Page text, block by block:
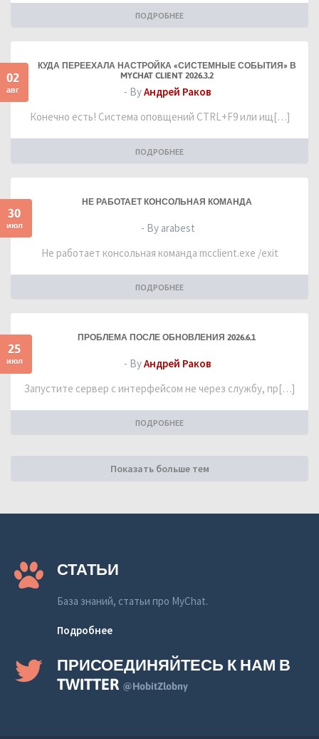
ПОДРОБНЕЕ
02
авг
КУДА ПЕРЕЕХАЛА НАСТРОЙКА «СИСТЕМНЫЕ СОБЫТИЯ» В
MYCHAT CLIENT 2026.3.2
- ByАндрей Раков
Конечно есть! Система оповщений CTRL+F9 или ищ[…]
ПОДРОБНЕЕ
30
июл
НЕ РАБОТАЕТ КОНСОЛЬНАЯ КОМАНДА
- By arabest
Не работает консольная команда mcclient.exe /exit
ПОДРОБНЕЕ
25
июл
ПРОБЛЕМА ПОСЛЕ ОБНОВЛЕНИЯ 2026.6.1
- ByАндрей Раков
Запустите сервер с интерфейсом не через службу, пр[…]
ПОДРОБНЕЕ
Показать больше тем
СТАТЬИ
База знаний, статьи про MyChat.
Подробнее
ПРИСОЕДИНЯЙТЕСЬ К НАМ В
TWITTER @HobitZlobny